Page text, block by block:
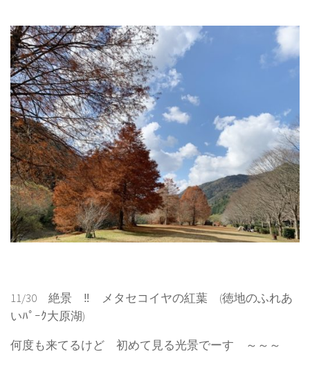
11/30 絶景 ‼ メタセコイヤの紅葉 (徳地のふれあ
いﾊﾟｰｸ大原湖)
何度も来てるけど 初めて見る光景でーす ～～～